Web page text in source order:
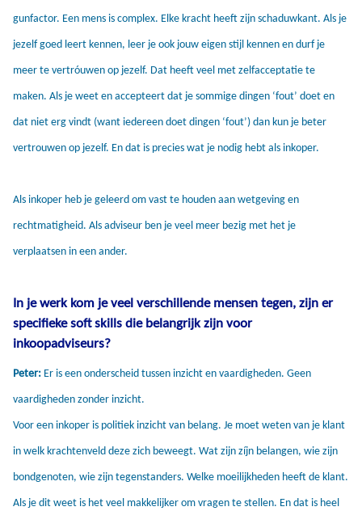
gunfactor. Een mens is complex. Elke kracht heeft zijn schaduwkant. Als je
jezelf goed leert kennen, leer je ook jouw eigen stijl kennen en durf je
meer te vertróuwen op jezelf. Dat heeft veel met zelfacceptatie te
maken. Als je weet en accepteert dat je sommige dingen ‘fout’ doet en
dat niet erg vindt (want iedereen doet dingen ‘fout’) dan kun je beter
vertrouwen op jezelf. En dat is precies wat je nodig hebt als inkoper.
Als inkoper heb je geleerd om vast te houden aan wetgeving en
rechtmatigheid. Als adviseur ben je veel meer bezig met het je
verplaatsen in een ander.
In je werk kom je veel verschillende mensen tegen, zijn er
specifieke soft skills die belangrijk zijn voor
inkoopadviseurs?
Peter: Er is een onderscheid tussen inzicht en vaardigheden. Geen
vaardigheden zonder inzicht.
Voor een inkoper is politiek inzicht van belang. Je moet weten van je klant
in welk krachtenveld deze zich beweegt. Wat zijn zíjn belangen, wie zijn
bondgenoten, wie zijn tegenstanders. Welke moeilijkheden heeft de klant.
Als je dit weet is het veel makkelijker om vragen te stellen. En dat is heel